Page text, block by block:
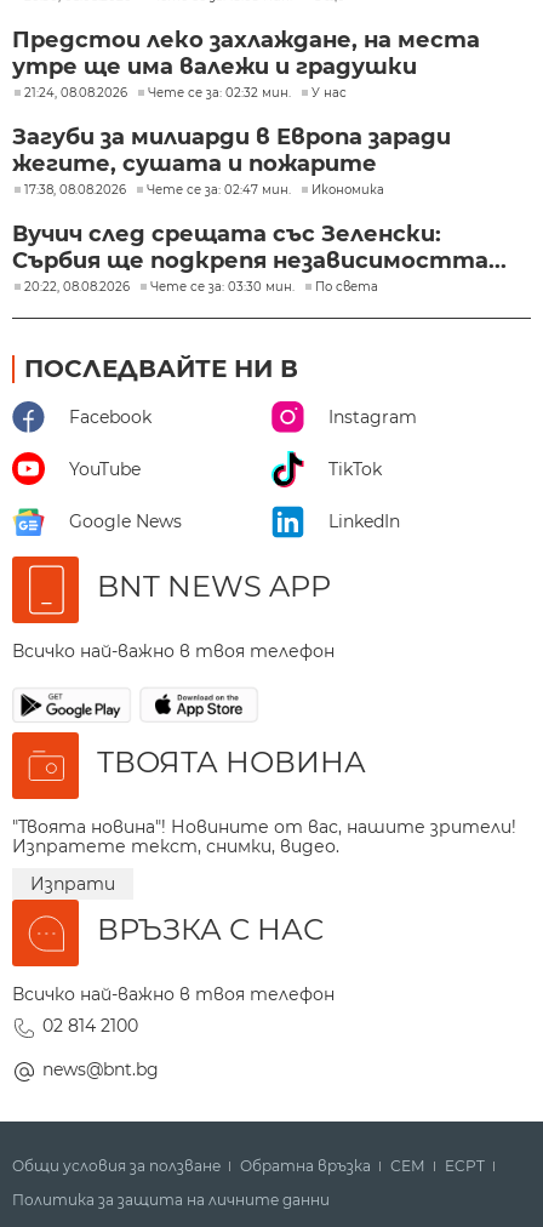
Предстои леко захлаждане, на места
утре ще има валежи и градушки
21:24, 08.08.2026 Чете се за: 02:32 мин. У нас
Загуби за милиарди в Европа заради
жегите, сушата и пожарите
17:38, 08.08.2026 Чете се за: 02:47 мин. Икономика
Вучич след срещата със Зеленски:
Сърбия ще подкрепя независимостта...
20:22, 08.08.2026 Чете се за: 03:30 мин. По света
ПОСЛЕДВАЙТЕ НИ В
Facebook Instagram
YouTube TikTok
Google News LinkedIn
BNT NEWS APP
Всичко най-важно в твоя телефон
ТВОЯТА НОВИНА
"Твоята новина"! Новините от вас, нашите зрители!
Изпратете текст, снимки, видео.
Изпрати
ВРЪЗКА С НАС
Всичко най-важно в твоя телефон
02 814 2100
news@bnt.bg
Общи условия за ползване Обратна връзка СЕМ
ECPT
Политика за защита на личните данни